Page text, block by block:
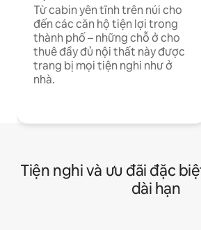
Từ cabin yên tĩnh trên núi cho
đến các căn hộ tiện lợi trong
thành phố – những chỗ ở cho
thuê đầy đủ nội thất này được
trang bị mọi tiện nghi như ở
nhà.
Tiện nghi và ưu đãi đặc
dài hạn